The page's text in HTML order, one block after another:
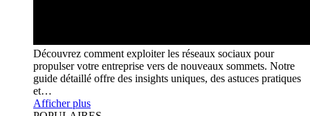
Découvrez comment exploiter les réseaux sociaux pour
propulser votre entreprise vers de nouveaux sommets. Notre
guide détaillé offre des insights uniques, des astuces pratiques
et…
Afficher plus